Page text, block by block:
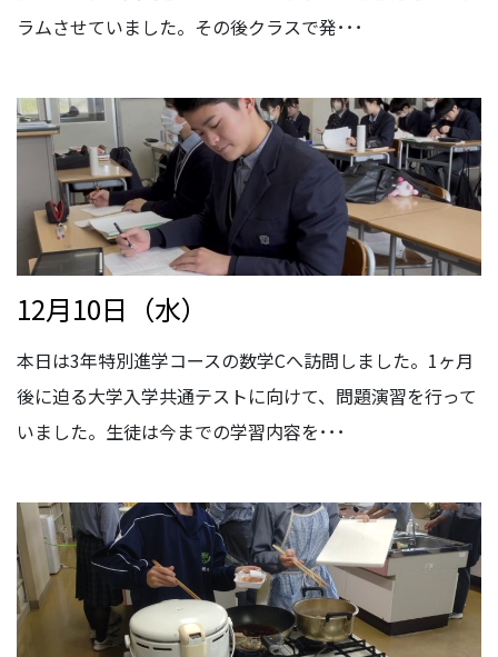
ラムさせていました。その後クラスで発･･･
12月10日（水）
本日は3年特別進学コースの数学Cへ訪問しました。1ヶ月
後に迫る大学入学共通テストに向けて、問題演習を行って
いました。生徒は今までの学習内容を･･･